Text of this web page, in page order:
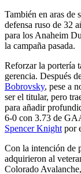
También en aras de
defensa ruso de 32
para los Anaheim
la campaña pasada.
Reforzar la portería
gerencia. Después
Bobrovsky, pese a
ser el titular, pero
para añadir
6-0 con 3.73 de
Spencer Knight por
Con la intención de
adquirieron al
Colorado